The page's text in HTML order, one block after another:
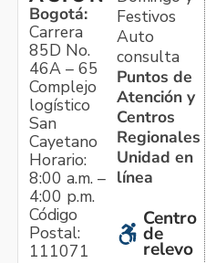
Bogotá:
Carrera
85D No.
46A – 65
Complejo
logístico
San
Cayetano
Horario:
8:00 a.m. –
4:00 p.m.
Código
Postal:
111071
Festivos
Auto
consulta
Puntos de
Atención y
Centros
Regionales
Unidad en
línea
Centro
de
relevo